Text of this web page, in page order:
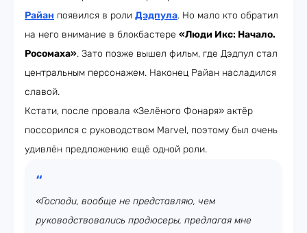
Райан появился в роли Дэдпула. Но мало кто обратил
на него внимание в блокбастере «Люди Икс: Начало.
Росомаха». Зато позже вышел фильм, где Дэдпул стал
центральным персонажем. Наконец Райан насладился
славой.
Кстати, после провала «Зелёного Фонаря» актёр
поссорился с руководством Marvel, поэтому был очень
удивлён предложению ещё одной роли.
«Господи, вообще не представляю, чем
руководствовались продюсеры, предлагая мне